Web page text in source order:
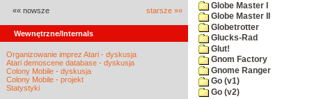
«« nowsze starsze »»
Wewnętrzne/Internals
Organizowanie imprez Atari - dyskusja
Atari demoscene database - dyskusja
Colony Mobile - dyskusja
Colony Mobile - projekt
Statystyki
Globe Master I
Globe Master II
Globetrotter
Glucks-Rad
Glut!
Gnom Factory
Gnome Ranger
Go (v1)
Go (v2)